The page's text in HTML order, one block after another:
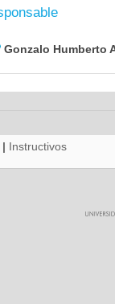
Gonzalo Humberto
| Instructivos